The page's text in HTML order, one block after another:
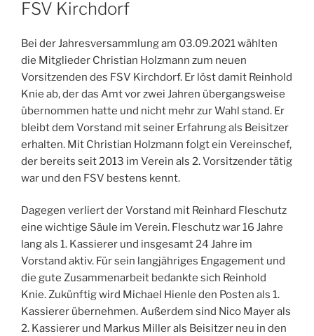
FSV Kirchdorf
Bei der Jahresversammlung am 03.09.2021 wählten
die Mitglieder Christian Holzmann zum neuen
Vorsitzenden des FSV Kirchdorf. Er löst damit Reinhold
Knie ab, der das Amt vor zwei Jahren übergangsweise
übernommen hatte und nicht mehr zur Wahl stand. Er
bleibt dem Vorstand mit seiner Erfahrung als Beisitzer
erhalten. Mit Christian Holzmann folgt ein Vereinschef,
der bereits seit 2013 im Verein als 2. Vorsitzender tätig
war und den FSV bestens kennt.
Dagegen verliert der Vorstand mit Reinhard Fleschutz
eine wichtige Säule im Verein. Fleschutz war 16 Jahre
lang als 1. Kassierer und insgesamt 24 Jahre im
Vorstand aktiv. Für sein langjähriges Engagement und
die gute Zusammenarbeit bedankte sich Reinhold
Knie. Zukünftig wird Michael Hienle den Posten als 1.
Kassierer übernehmen. Außerdem sind Nico Mayer als
2. Kassierer und Markus Miller als Beisitzer neu in den